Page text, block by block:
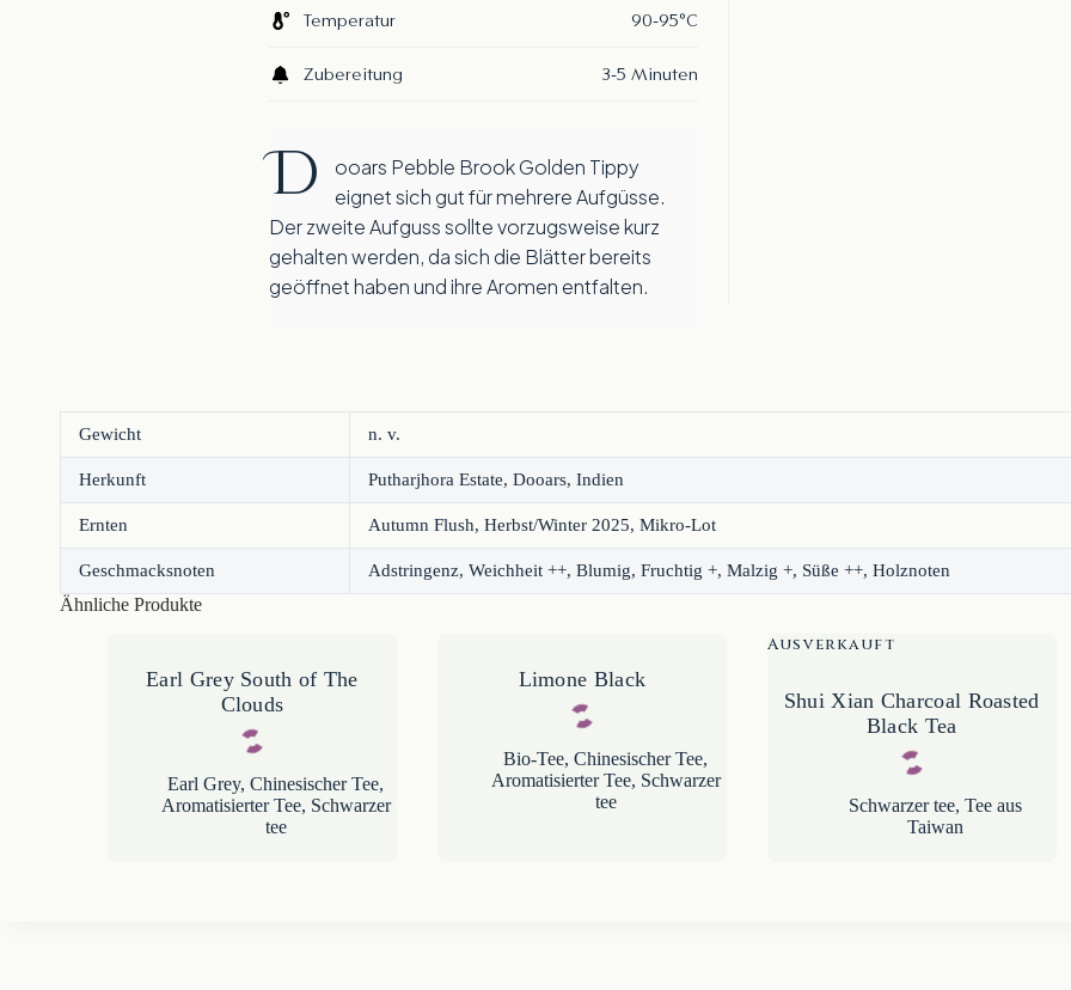
Temperatur 90-95°C
Zubereitung 3-5 Minuten
D
ooars Pebble Brook Golden Tippy
eignet sich gut für mehrere Aufgüsse.
Der zweite Aufguss sollte vorzugsweise kurz
gehalten werden, da sich die Blätter bereits
geöffnet haben und ihre Aromen entfalten.
Gewicht n. v.
Herkunft Putharjhora Estate, Dooars, Indien
Ernten Autumn Flush, Herbst/Winter 2025, Mikro-Lot
Geschmacksnoten Adstringenz, Weichheit ++, Blumig, Fruchtig +, Malzig +, Süße ++, Holznoten
Ähnliche Produkte
Earl Grey South of The
Clouds
Earl Grey,Chinesischer Tee,
Aromatisierter Tee, Schwarzer
tee
Limone Black
Bio-Tee,Chinesischer Tee,
Aromatisierter Tee, Schwarzer
tee
Ausverkauft
Shui Xian Charcoal Roasted
Black Tea
Schwarzer tee,Tee aus
Taiwan